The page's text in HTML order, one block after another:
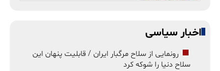
اخبار سیاسی
رونمایی از سلاح مرگبار ایران / قابلیت پنهان این
سلاح دنیا را شوکه کرد